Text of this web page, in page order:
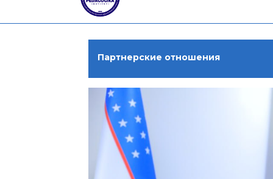
Партнерские отношения